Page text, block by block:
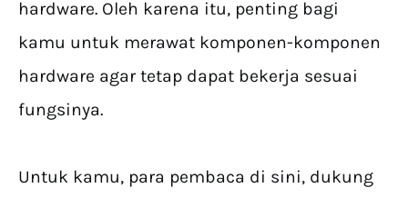
hardware. Oleh karena itu, penting bagi
kamu untuk merawat komponen-komponen
hardware agar tetap dapat bekerja sesuai
fungsinya.
Untuk kamu, para pembaca di sini, dukung